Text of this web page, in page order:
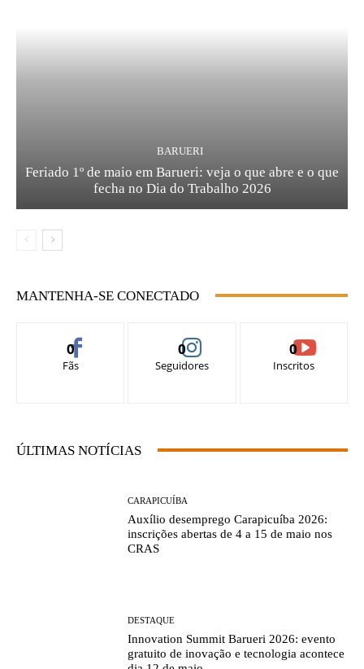
BARUERI
Feriado 1º de maio em Barueri: veja o que abre e o que
fecha no Dia do Trabalho 2026
MANTENHA-SE CONECTADO
0
Fãs
0
Seguidores
0
Inscritos
ÚLTIMAS NOTÍCIAS
CARAPICUÍBA
Auxílio desemprego Carapicuíba 2026:
inscrições abertas de 4 a 15 de maio nos
CRAS
DESTAQUE
Innovation Summit Barueri 2026: evento
gratuito de inovação e tecnologia acontece